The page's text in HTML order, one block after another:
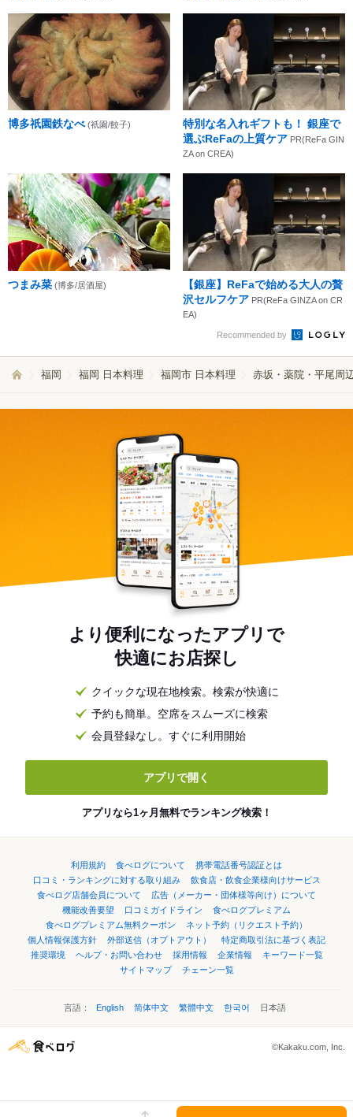
博多祇園鉄なべ (祇園/餃子)
特別な名入れギフトも！ 銀座で
選ぶReFaの上質ケア PR(ReFa GIN
ZA on CREA)
つまみ菜 (博多/居酒屋)
【銀座】ReFaで始める大人の贅
沢セルフケア PR(ReFa GINZA on CR
EA)
Recommended by
福岡 福岡 日本料理 福岡市 日本料理 赤坂・薬院・平尾周
より便利になったアプリで
快適にお店探し
クイックな現在地検索。検索が快適に
予約も簡単。空席をスムーズに検索
会員登録なし。すぐに利用開始
アプリで開く
アプリなら1ヶ月無料でランキング検索！
利用規約 食べログについて
携帯電話番号認証とは
口コミ・ランキングに対する取り組み
飲食店・飲食企業様向けサービス
食べログ店舗会員について
広告（メーカー・団体様等向け）について
機能改善要望
口コミガイドライン
食べログプレミアム
食べログプレミアム無料クーポン
ネット予約（リクエスト予約）
個人情報保護方針
外部送信（オプトアウト）
特定商取引法に基づく表記
推奨環境
ヘルプ・お問い合わせ 採用情報 企業情報
キーワード一覧
サイトマップ
チェーン一覧
言語： English 简体中文 繁體中文 한국어 日本語
©Kakaku.com, Inc.